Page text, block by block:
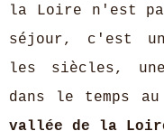
la Loire n'est
séjour, c'est
les siècles,
dans le temps
vallée de la